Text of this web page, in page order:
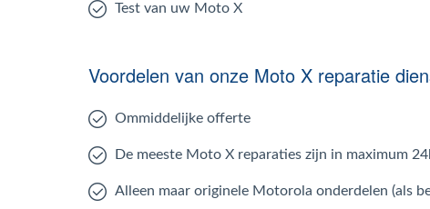
Test van uw Moto X
Voordelen van onze Moto X reparatie
Ommiddelijke offerte
De meeste Moto X reparaties zijn in maximum
Alleen maar originele Motorola onderdelen (als